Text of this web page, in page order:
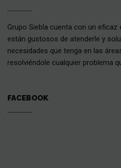
Grupo Siebla cuenta con un
están gustosos de atenderle y
necesidades que tenga en las
resolviéndole cualquier problema
FACEBOOK